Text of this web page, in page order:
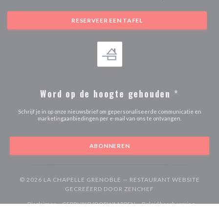
RESERVEER EEN TAFEL
Word op de hoogte gehouden *
Schrijf je in op onze nieuwsbrief om gepersonaliseerde communicatie en
marketingaanbiedingen per e-mail van ons te ontvangen.
ABONNEREN
© 2026 LA CHAPELLE GRENOBLE — RESTAURANT WEBSITE
GECREËERD DOOR ZENCHEF
Disclaimer((opent in een nieuw venster))
GEBRUIKSVOORWAARDEN((opent in een nieuw venster))
Beleid bescherming